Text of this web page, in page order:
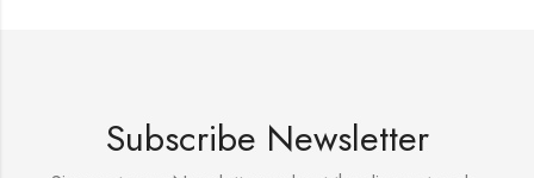
Subscribe Newsletter